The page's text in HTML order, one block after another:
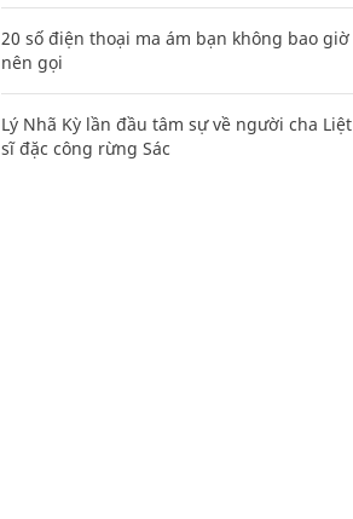
20 số điện thoại ma ám bạn không bao giờ
nên gọi
Lý Nhã Kỳ lần đầu tâm sự về người cha Liệt
sĩ đặc công rừng Sác